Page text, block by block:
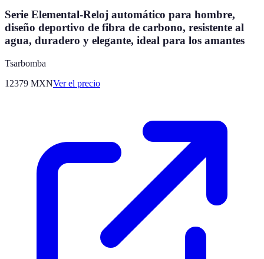
Serie Elemental-Reloj automático para hombre,
diseño deportivo de fibra de carbono, resistente al
agua, duradero y elegante, ideal para los amantes
Tsarbomba
12379 MXNVer el precio